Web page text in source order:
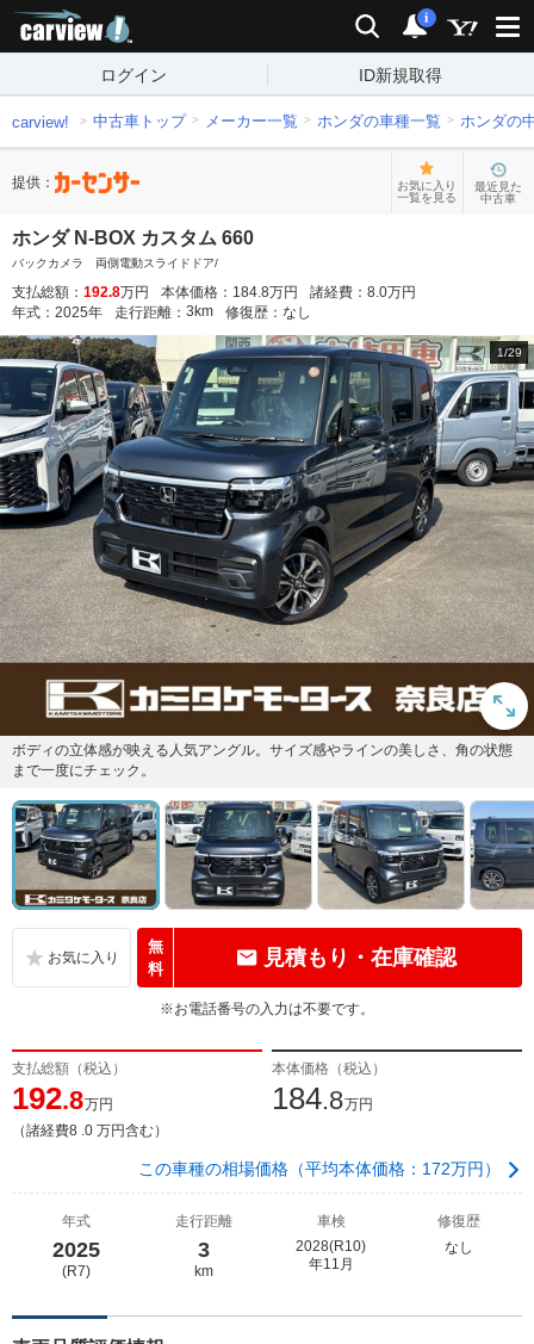
検索 通知
i
ログイン ID新規取得
carview! 中古車トップ メーカー一覧 ホンダの車種一覧 ホンダの
提供：
お気に入り
一覧を見る
最近見た
中古車
ホンダ N-BOX カスタム 660
バックカメラ 両側電動スライドドア/
支払総額： 192.8万円 本体価格： 184.8万円 諸経費： 8.0万円
年式： 2025年 走行距離： 3 km 修復歴： なし
1/29
ボディの立体感が映える人気アングル。サイズ感やラインの美しさ、角の状態
まで一度にチェック。
無
料
見積もり・在庫確認
※お電話番号の入力は不要です。
支払総額（税込）
192.8万円
（諸経費8 .0 万円含む）
本体価格（税込）
184.8万円
この車種の相場価格（平均本体価格：172万円）
年式
2025
(R7)
走行距離
3
km
車検
2028(R10)
年11月
修復歴
なし